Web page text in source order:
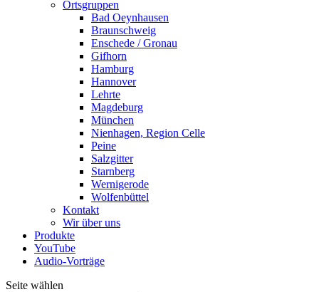
Ortsgruppen
Bad Oeynhausen
Braunschweig
Enschede / Gronau
Gifhorn
Hamburg
Hannover
Lehrte
Magdeburg
München
Nienhagen, Region Celle
Peine
Salzgitter
Starnberg
Wernigerode
Wolfenbüttel
Kontakt
Wir über uns
Produkte
YouTube
Audio-Vorträge
Seite wählen